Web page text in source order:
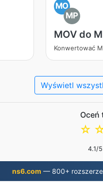
MO
MP
MOV do
Konwertować
Wyświetl
Oceń
☆
4.1/
ns6.com — 800+